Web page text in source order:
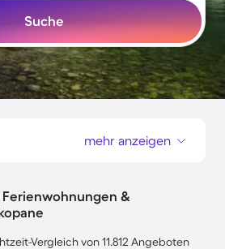
Suche
mehr anzeigen
&
Vergleich von 11.812 Angeboten